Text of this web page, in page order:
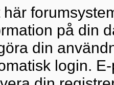
här
på din
din
login.